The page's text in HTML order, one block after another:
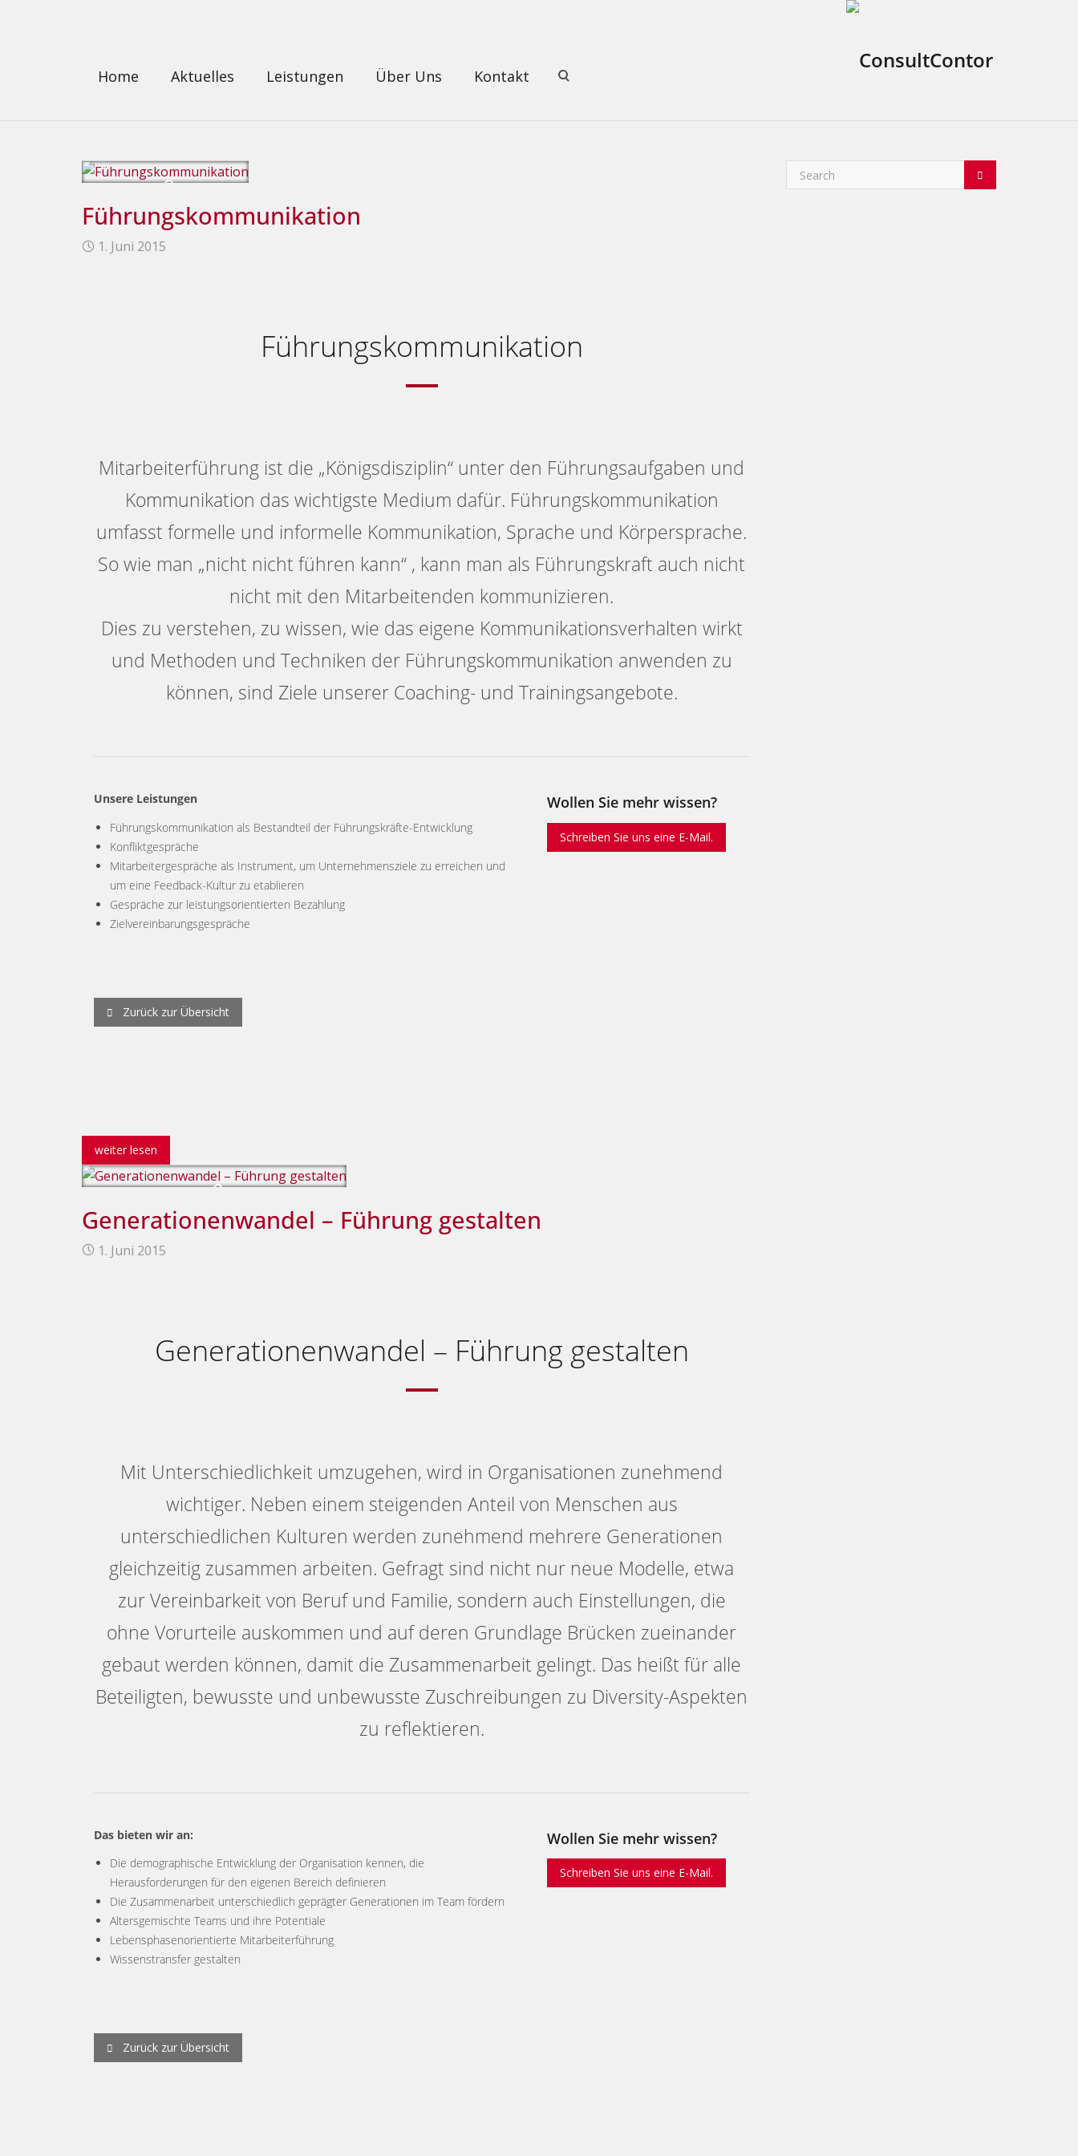
Home Aktuelles Leistungen Über Uns Kontakt
Führungskommunikation
1. Juni 2015
Führungskommunikation
Mitarbeiterführung ist die „Königsdisziplin“ unter den Führungsaufgaben und
Kommunikation das wichtigste Medium dafür. Führungskommunikation
umfasst formelle und informelle Kommunikation, Sprache und Körpersprache.
So wie man „nicht nicht führen kann“ , kann man als Führungskraft auch nicht
nicht mit den Mitarbeitenden kommunizieren.
Dies zu verstehen, zu wissen, wie das eigene Kommunikationsverhalten wirkt
und Methoden und Techniken der Führungskommunikation anwenden zu
können, sind Ziele unserer Coaching- und Trainingsangebote.
Unsere Leistungen
Führungskommunikation als Bestandteil der Führungskräfte-Entwicklung
Konfliktgespräche
Mitarbeitergespräche als Instrument, um Unternehmensziele zu erreichen und
um eine Feedback-Kultur zu etablieren
Gespräche zur leistungsorientierten Bezahlung
Zielvereinbarungsgespräche
Zurück zur Übersicht
Wollen Sie mehr wissen?
Schreiben Sie uns eine E-Mail.
weiter lesen
Generationenwandel – Führung gestalten
1. Juni 2015
Generationenwandel – Führung gestalten
Mit Unterschiedlichkeit umzugehen, wird in Organisationen zunehmend
wichtiger. Neben einem steigenden Anteil von Menschen aus
unterschiedlichen Kulturen werden zunehmend mehrere Generationen
gleichzeitig zusammen arbeiten. Gefragt sind nicht nur neue Modelle, etwa
zur Vereinbarkeit von Beruf und Familie, sondern auch Einstellungen, die
ohne Vorurteile auskommen und auf deren Grundlage Brücken zueinander
gebaut werden können, damit die Zusammenarbeit gelingt. Das heißt für alle
Beteiligten, bewusste und unbewusste Zuschreibungen zu Diversity-Aspekten
zu reflektieren.
Das bieten wir an:
Die demographische Entwicklung der Organisation kennen, die
Herausforderungen für den eigenen Bereich definieren
Die Zusammenarbeit unterschiedlich geprägter Generationen im Team fördern
Altersgemischte Teams und ihre Potentiale
Lebensphasenorientierte Mitarbeiterführung
Wissenstransfer gestalten
Zurück zur Übersicht
Wollen Sie mehr wissen?
Schreiben Sie uns eine E-Mail.